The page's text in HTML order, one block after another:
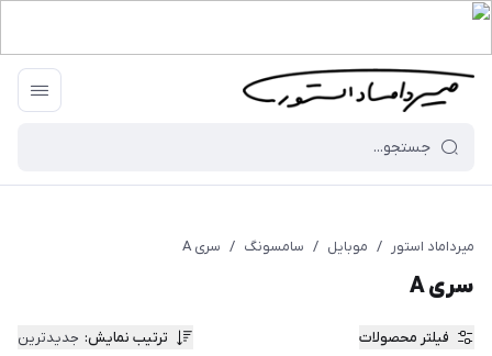
میرداماد استور / موبایل / سامسونگ / سری A
سری A
فیلتر محصولات ترتیب نمایش: جدیدترین